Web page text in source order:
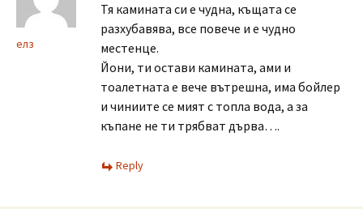
елз
Тя камината си е чудна, къщата се
разхубавява, все повече и е чудно
местенце.
Йони, ти остави камината, ами и
тоалетната е вече вътрешна, има бойлер
и чиниите се мият с топла вода, а за
къпане не ти трябват дърва….
Reply